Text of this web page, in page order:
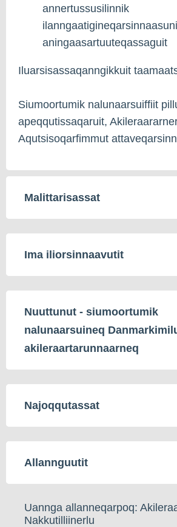
annertussusilinnik
aningaasartuuteqassaguit
Iluarsisassaqanngikkuit
Siumoortumik nalunaarsuiffiit
apeqqutissaqaruit,
Aqutsisoqarfimmut
Malittarisassat
Ima iliorsinnaavutit
Nuuttunut - siumoortumik
nalunaarsuineq
akileraartarunnaarneq
Najoqqutassat
Allannguutit
Uannga allanneqarpoq:
Nakkutilliinerlu